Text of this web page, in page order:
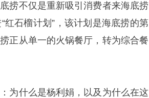
捞不仅是重新吸引消费者来海底捞
石榴计划”，该计划是海底捞的第
正从单一的火锅餐厅，转为综合餐
为什么是杨利娟，以及为什么在这